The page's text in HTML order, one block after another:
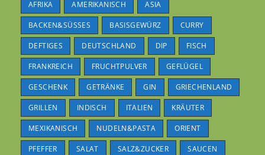
AFRIKA AMERIKANISCH ASIA
BACKEN&SÜSSES BASISGEWÜRZ CURRY
DEFTIGES DEUTSCHLAND DIP FISCH
FRANKREICH FRUCHTPULVER GEFLÜGEL
GESCHENK GETRÄNKE GIN GRIECHENLAND
GRILLEN INDISCH ITALIEN KRÄUTER
MEXIKANISCH NUDELN&PASTA ORIENT
PFEFFER SALAT SALZ&ZUCKER SAUCEN